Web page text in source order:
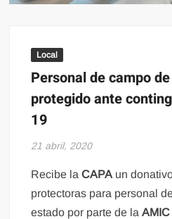
Local
Personal de campo
protegido ante
19
21 abril, 2020
Recibe laCAPA un
protectoras para personal
estado por parte de la